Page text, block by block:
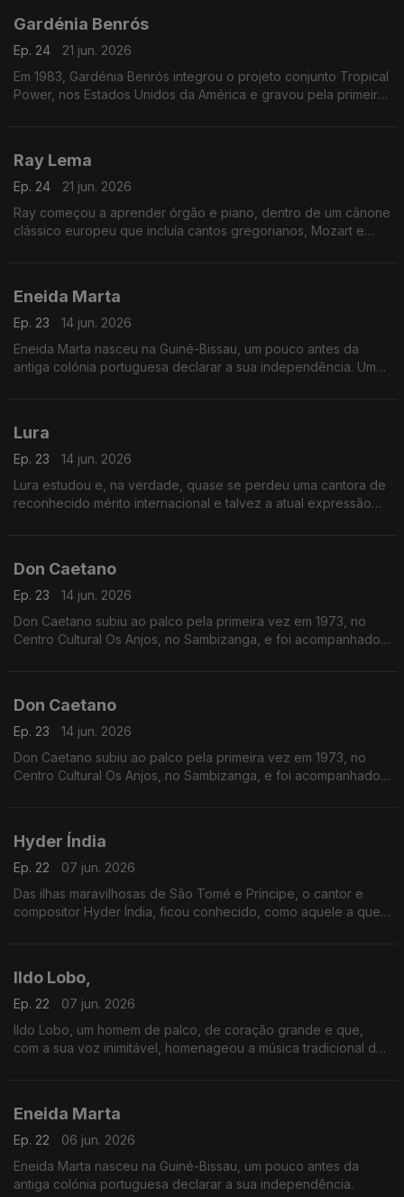
Gardénia Benrós
Ep. 24
21 jun. 2026
Em 1983, Gardénia Benrós integrou o projeto conjunto Tropical
Power, nos Estados Unidos da América e gravou pela primeira
Ray Lema
Ep. 24
21 jun. 2026
Ray começou a aprender órgão e piano, dentro de um cânone
clássico europeu que incluía cantos gregorianos, Mozart e
Eneida Marta
Ep. 23
14 jun. 2026
Eneida Marta nasceu na Guiné-Bissau, um pouco antes da
antiga colónia portuguesa declarar a sua independência. Uma
Lura
Ep. 23
14 jun. 2026
Lura estudou e, na verdade, quase se perdeu uma cantora de
reconhecido mérito internacional e talvez a atual expressão
Don Caetano
Ep. 23
14 jun. 2026
Don Caetano subiu ao palco pela primeira vez em 1973, no
Centro Cultural Os Anjos, no Sambizanga, e foi acompanhado
Don Caetano
Ep. 23
14 jun. 2026
Don Caetano subiu ao palco pela primeira vez em 1973, no
Centro Cultural Os Anjos, no Sambizanga, e foi acompanhado
Hyder Índia
Ep. 22
07 jun. 2026
Das ilhas maravilhosas de São Tomé e Príncipe, o cantor e
compositor Hyder Índia, ficou conhecido, como aquele a quem
Ildo Lobo,
Ep. 22
07 jun. 2026
Ildo Lobo, um homem de palco, de coração grande e que,
com a sua voz inimitável, homenageou a música tradicional de
Eneida Marta
Ep. 22
06 jun. 2026
Eneida Marta nasceu na Guiné-Bissau, um pouco antes da
antiga colónia portuguesa declarar a sua independência.